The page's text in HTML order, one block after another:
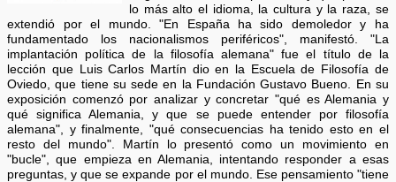
lo más alto el idioma, la cultura y la raza, se
extendió por el mundo. "En España ha sido demoledor y ha
fundamentado los nacionalismos periféricos", manifestó. "La
implantación política de la filosofía alemana" fue el título de la
lección que Luis Carlos Martín dio en la Escuela de Filosofía de
Oviedo, que tiene su sede en la Fundación Gustavo Bueno. En su
exposición comenzó por analizar y concretar "qué es Alemania y
qué significa Alemania, y que se puede entender por filosofía
alemana", y finalmente, "qué consecuencias ha tenido esto en el
resto del mundo". Martín lo presentó como un movimiento en
"bucle", que empieza en Alemania, intentando responder a esas
preguntas, y que se expande por el mundo. Ese pensamiento "tiene